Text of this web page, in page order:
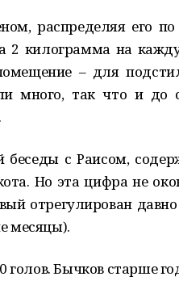
распределяя его
2 килограмма на
– для
много, так что и до
беседы с Раисом,
Но эта цифра не
отрегулирован
месяцы).
голов. Бычков старше